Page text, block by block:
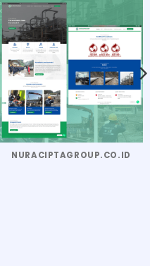
NURACIPTAGROUP.CO.ID